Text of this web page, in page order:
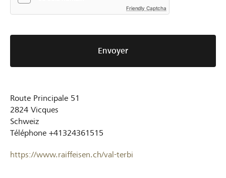
Friendly Captcha
Envoyer
Route Principale 51
2824 Vicques
Schweiz
Téléphone +41324361515
https://www.raiffeisen.ch/val-terbi